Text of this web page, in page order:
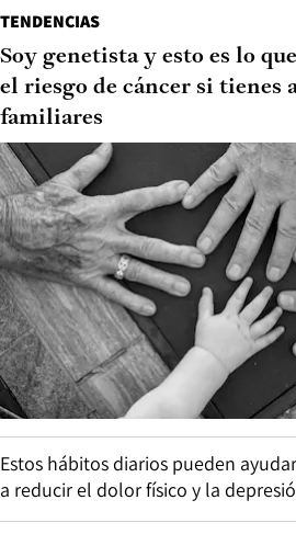
TENDENCIAS
Soy genetista y esto es lo
el riesgo de cáncer si tienes
familiares
Estos hábitos diarios pueden
a reducir el dolor físico y la